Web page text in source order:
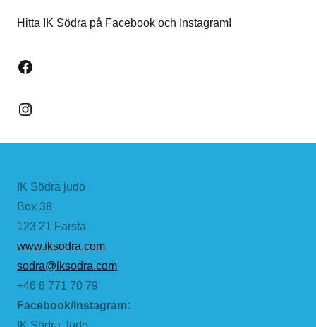
Hitta IK Södra på Facebook och Instagram!
Facebook
Instagram
IK Södra judo
Box 38
123 21 Farsta
www.iksodra.com
sodra@iksodra.com
+46 8 771 70 79
Facebook/Instagram: